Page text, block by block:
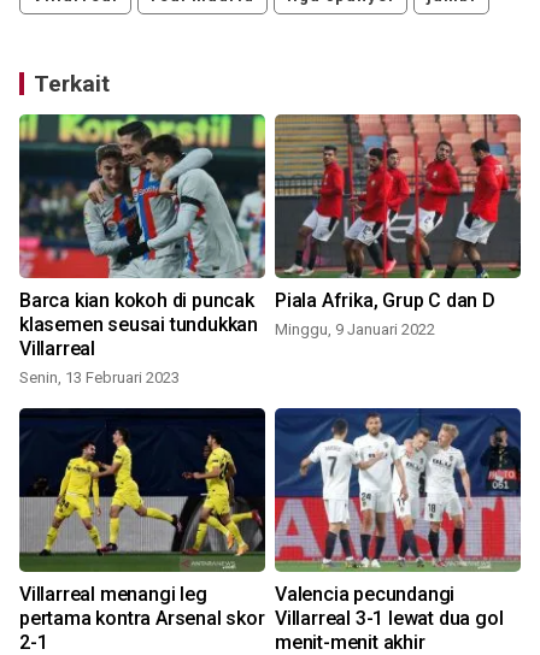
Terkait
Barca kian kokoh di puncak
klasemen seusai tundukkan
Villarreal
Senin, 13 Februari 2023
Piala Afrika, Grup C dan D
Minggu, 9 Januari 2022
Villarreal menangi leg
pertama kontra Arsenal skor
2-1
Valencia pecundangi
Villarreal 3-1 lewat dua gol
menit-menit akhir